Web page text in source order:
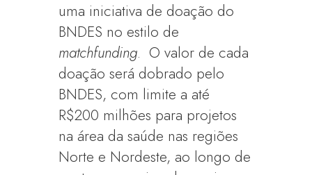
uma iniciativa de doação do
BNDES no estilo de
matchfunding. O valor de cada
doação será dobrado pelo
BNDES, com limite a até
R$200 milhões para projetos
na área da saúde nas regiões
Norte e Nordeste, ao longo de